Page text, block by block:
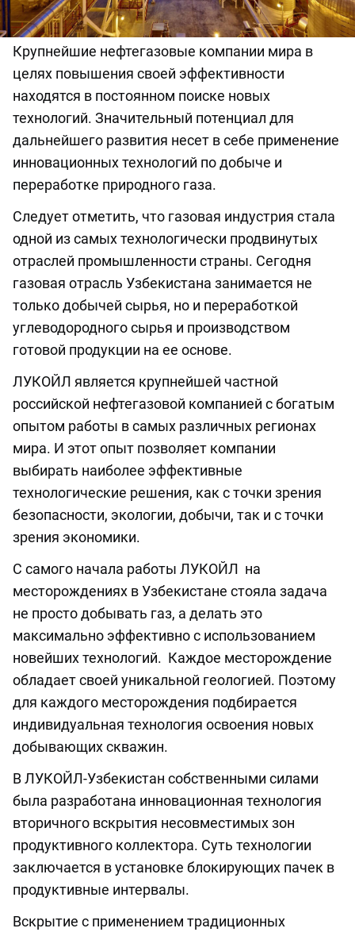
Крупнейшие нефтегазовые компании мира в
целях повышения своей эффективности
находятся в постоянном поиске новых
технологий. Значительный потенциал для
дальнейшего развития несет в себе применение
инновационных технологий по добыче и
переработке природного газа.
Следует отметить, что газовая индустрия стала
одной из самых технологически продвинутых
отраслей промышленности страны. Сегодня
газовая отрасль Узбекистана занимается не
только добычей сырья, но и переработкой
углеводородного сырья и производством
готовой продукции на ее основе.
ЛУКОЙЛ является крупнейшей частной
российской нефтегазовой компанией с богатым
опытом работы в самых различных регионах
мира. И этот опыт позволяет компании
выбирать наиболее эффективные
технологические решения, как с точки зрения
безопасности, экологии, добычи, так и с точки
зрения экономики.
С самого начала работы ЛУКОЙЛ на
месторождениях в Узбекистане стояла задача
не просто добывать газ, а делать это
максимально эффективно с использованием
новейших технологий. Каждое месторождение
обладает своей уникальной геологией. Поэтому
для каждого месторождения подбирается
индивидуальная технология освоения новых
добывающих скважин.
В ЛУКОЙЛ-Узбекистан собственными силами
была разработана инновационная технология
вторичного вскрытия несовместимых зон
продуктивного коллектора. Суть технологии
заключается в установке блокирующих пачек в
продуктивные интервалы.
Вскрытие с применением традиционных